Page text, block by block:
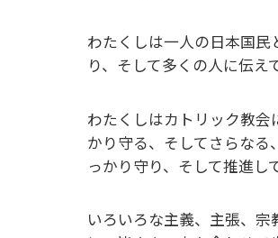
わたくしは一人の日本国
り、そして多くの人に伝え
わたくしはカトリック教
かり守る、そしてさらな
っかり守り、そして推進し
いろいろな主義、主張、